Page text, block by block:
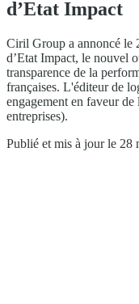
d’Etat Impact
Ciril Group a annoncé le
d’Etat Impact, le nouvel
transparence de la
françaises. L'éditeur de
engagement en faveur
entreprises).
Publié et mis à jour le 28